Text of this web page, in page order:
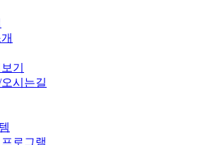
기
시는길
로그램